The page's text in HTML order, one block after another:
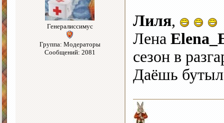
Генералиссимус
Группа: Модераторы
Сообщений: 2081
Лиля,
Лена
сезон в
Даёшь